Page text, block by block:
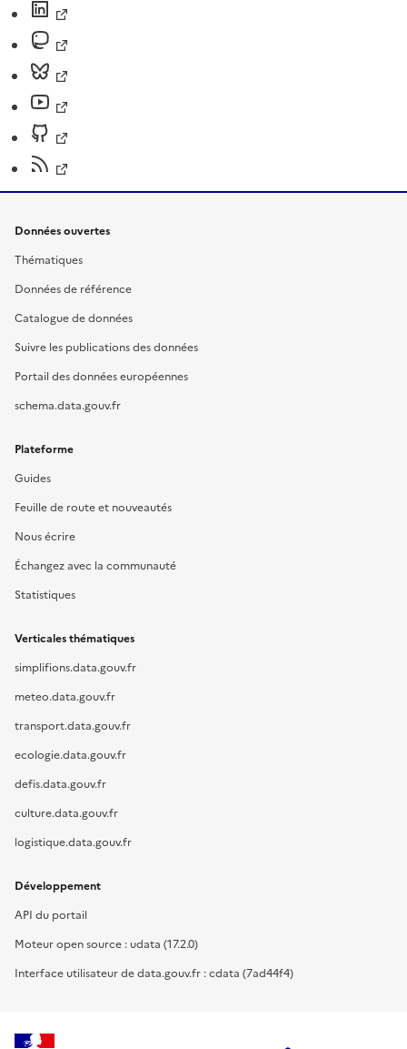
Données ouvertes
Thématiques
Données de référence
Catalogue de données
Suivre les publications des données
Portail des données européennes
schema.data.gouv.fr
Plateforme
Guides
Feuille de route et nouveautés
Nous écrire
Échangez avec la communauté
Statistiques
Verticales thématiques
simplifions.data.gouv.fr
meteo.data.gouv.fr
transport.data.gouv.fr
ecologie.data.gouv.fr
defis.data.gouv.fr
culture.data.gouv.fr
logistique.data.gouv.fr
Développement
API du portail
Moteur open source : udata (17.2.0)
Interface utilisateur de data.gouv.fr : cdata (7ad44f4)